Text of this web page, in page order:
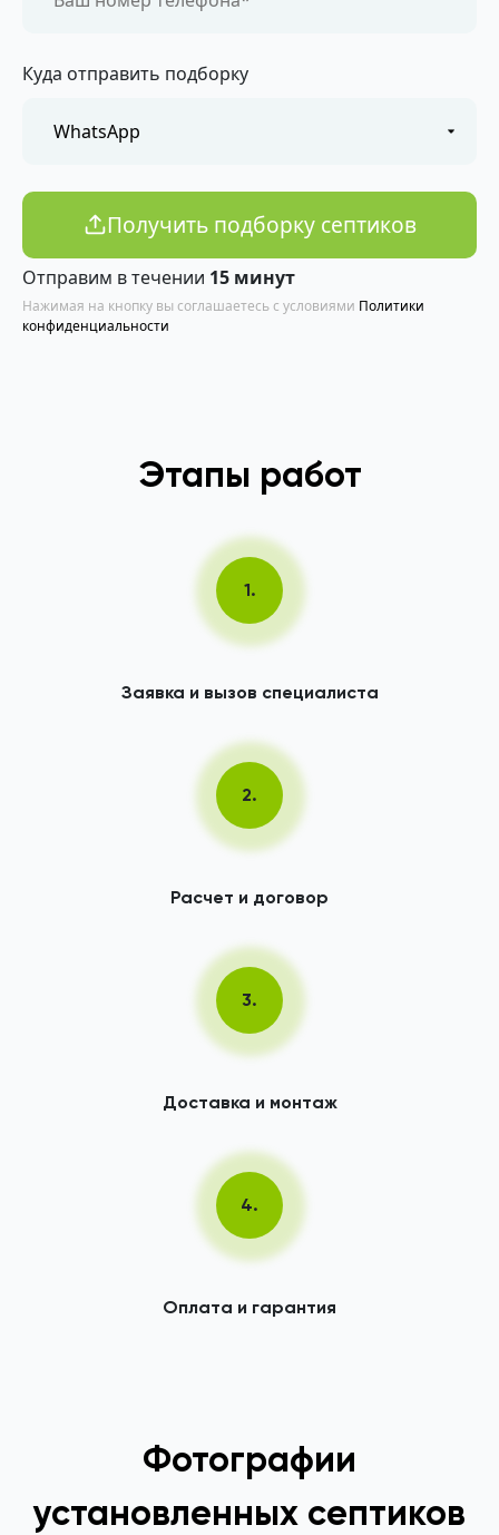
Куда отправить подборку
Получить подборку септиков
Отправим в течении 15 минут
Нажимая на кнопку вы соглашаетесь с условиями Политики
конфиденциальности
Этапы работ
1.
Заявка и вызов специалиста
2.
Расчет и договор
3.
Доставка и монтаж
4.
Оплата и гарантия
Фотографии
установленных септиков